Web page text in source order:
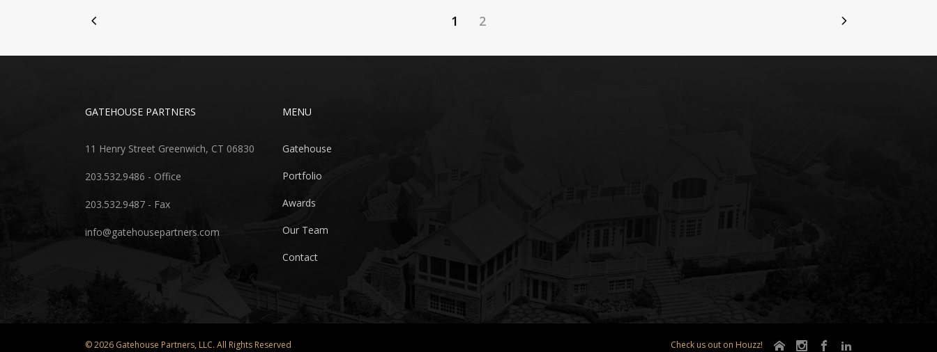
1 2
GATEHOUSE PARTNERS
11 Henry Street Greenwich, CT 06830
203.532.9486 - Office
203.532.9487 - Fax
info@gatehousepartners.com
MENU
Gatehouse
Portfolio
Awards
Our Team
Contact
© 2026 Gatehouse Partners, LLC. All Rights Reserved Check us out on Houzz!